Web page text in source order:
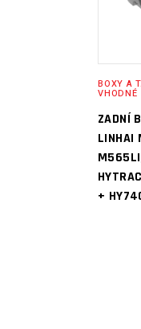
BOXY A
VHODNÉ
ZADNÍ
LINHAI
+